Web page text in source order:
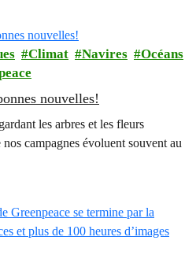
Climat Navires
Océans
nouvelles!
les arbres et les fleurs
campagnes évoluent souvent au